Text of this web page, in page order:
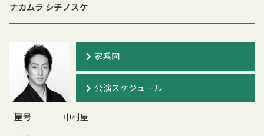
ナカムラ シチノスケ
家系図
公演スケジュール
屋号
中村屋